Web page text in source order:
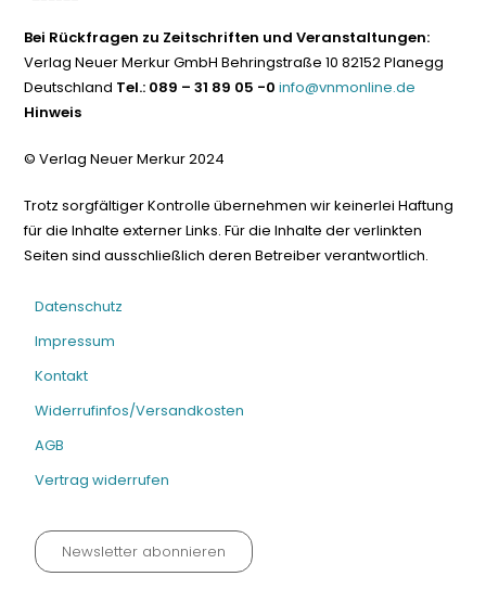
Bei Rückfragen zu Zeitschriften und Veranstaltungen:
Verlag Neuer Merkur GmbH Behringstraße 10 82152 Planegg
Deutschland Tel.: 089 – 31 89 05 -0 info@vnmonline.de
Hinweis
© Verlag Neuer Merkur 2024
Trotz sorgfältiger Kontrolle übernehmen wir keinerlei Haftung
für die Inhalte externer Links. Für die Inhalte der verlinkten
Seiten sind ausschließlich deren Betreiber verantwortlich.
Datenschutz
Impressum
Kontakt
Widerrufinfos/Versandkosten
AGB
Vertrag widerrufen
Newsletter abonnieren